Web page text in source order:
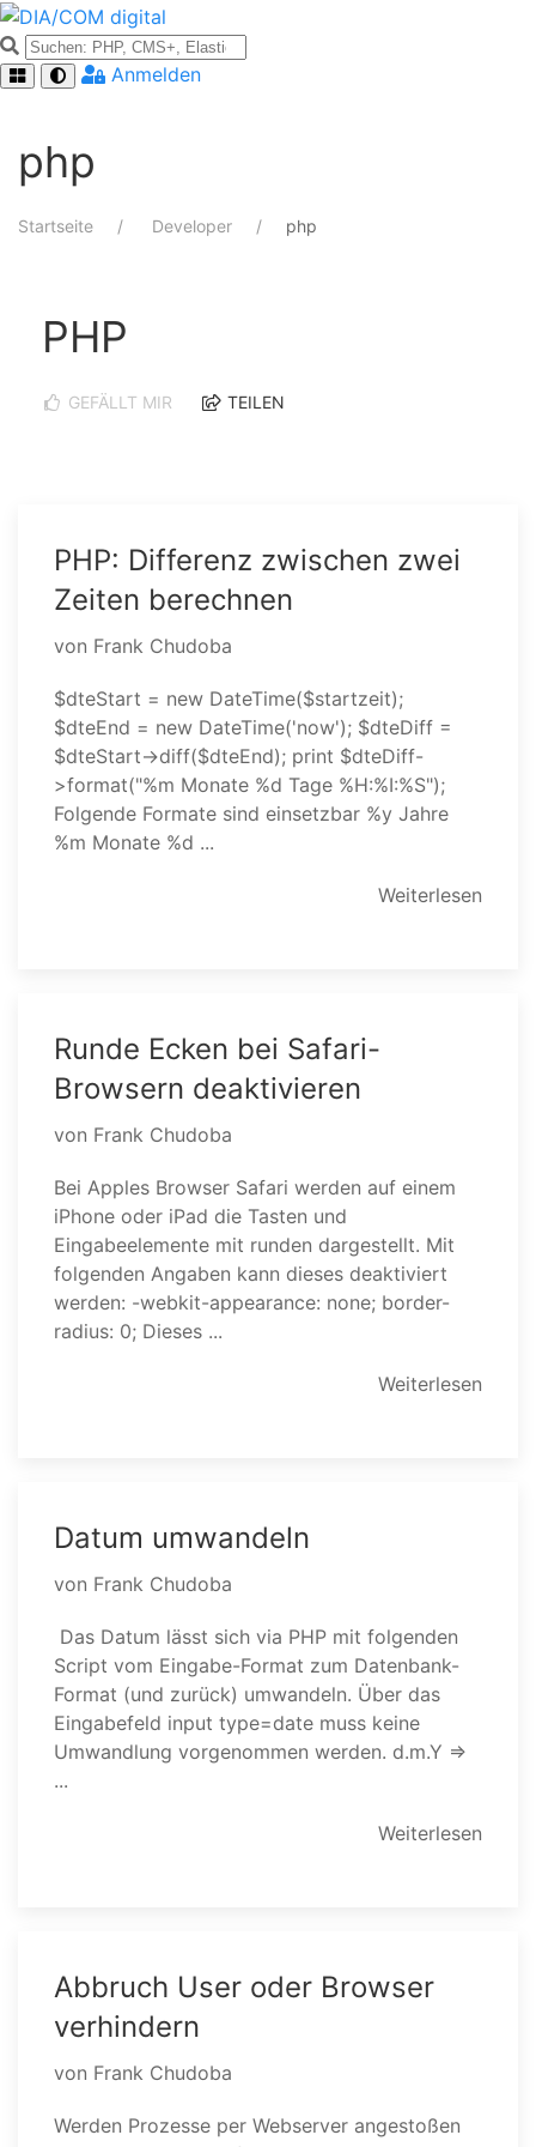
Anmelden
php
Startseite Developer php
PHP
GEFÄLLT MIR TEILEN
PHP: Differenz zwischen zwei
Zeiten berechnen
von Frank Chudoba
$dteStart = new DateTime($startzeit);
$dteEnd = new DateTime('now'); $dteDiff =
$dteStart->diff($dteEnd); print $dteDiff-
>format("%m Monate %d Tage %H:%I:%S");
Folgende Formate sind einsetzbar %y Jahre
%m Monate %d ...
Weiterlesen
Runde Ecken bei Safari-
Browsern deaktivieren
von Frank Chudoba
Bei Apples Browser Safari werden auf einem
iPhone oder iPad die Tasten und
Eingabeelemente mit runden dargestellt. Mit
folgenden Angaben kann dieses deaktiviert
werden: -webkit-appearance: none; border-
radius: 0; Dieses ...
Weiterlesen
Datum umwandeln
von Frank Chudoba
Das Datum lässt sich via PHP mit folgenden
Script vom Eingabe-Format zum Datenbank-
Format (und zurück) umwandeln. Über das
Eingabefeld input type=date muss keine
Umwandlung vorgenommen werden. d.m.Y =>
...
Weiterlesen
Abbruch User oder Browser
verhindern
von Frank Chudoba
Werden Prozesse per Webserver angestoßen